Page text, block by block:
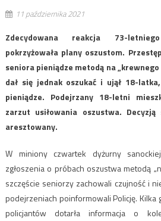
11 października 2021
Zdecydowana reakcja 73-
pokrzyżowała plany oszustom.
seniora pieniądze metodą na „krewnego
dał się jednak oszukać i ujął 18-
pieniądze. Podejrzany 18-letni
zarzut usiłowania oszustwa. Decyzją
aresztowany.
W miniony czwartek dyżurny
zgłoszenia o próbach oszustwa metodą
szczęście seniorzy zachowali czujność i
podejrzeniach poinformowali Policję. Kilka
policjantów dotarła informacja o